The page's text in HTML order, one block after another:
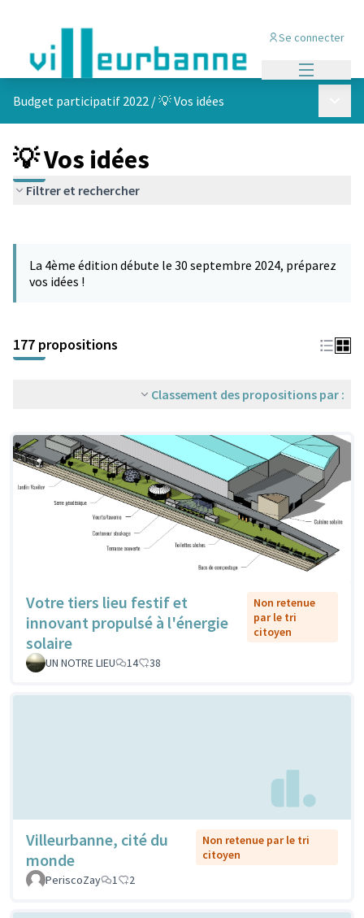
Se connecter
Budget participatif 2022 /💡 Vos idées
💡 Vos idées
Filtrer et rechercher
−
La 4ème édition débute le 30 septembre 2024, préparez
vos idées !
177 propositions
Classement des propositions par :
Votre tiers lieu festif et
innovant propulsé à l'énergie
solaire
Non retenue
par le tri
citoyen
UN NOTRE LIEU 14 38
Villeurbanne, cité du
monde
Non retenue par le tri
citoyen
PeriscoZay
1 2